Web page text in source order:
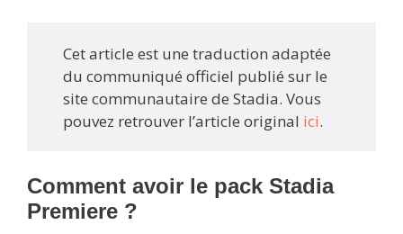
Cet article est une traduction adaptée
du communiqué officiel publié sur le
site communautaire de Stadia. Vous
pouvez retrouver l’article original ici.
Comment avoir le pack Stadia
Premiere ?